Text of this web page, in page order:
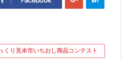
くり見本市いちおし商品コンテスト